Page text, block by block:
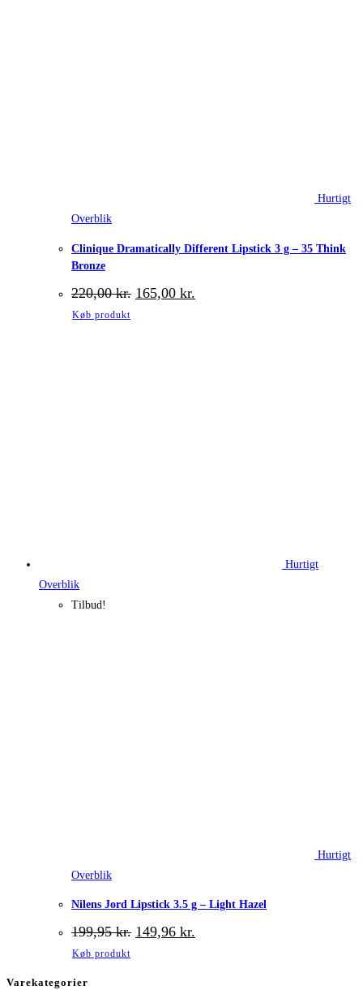
Hurtigt
Overblik
Clinique Dramatically Different Lipstick 3 g – 35 Think
Bronze
220,00kr. Den
oprindelige
165,00 kr.
aktuelle
Køb produkt
Hurtigt
Overblik
Tilbud!
Hurtigt
Overblik
Nilens Jord Lipstick 3.5 g – Light Hazel
199,95kr. Den
oprindelige
149,96 kr.
aktuelle
Køb produkt
Varekategorier